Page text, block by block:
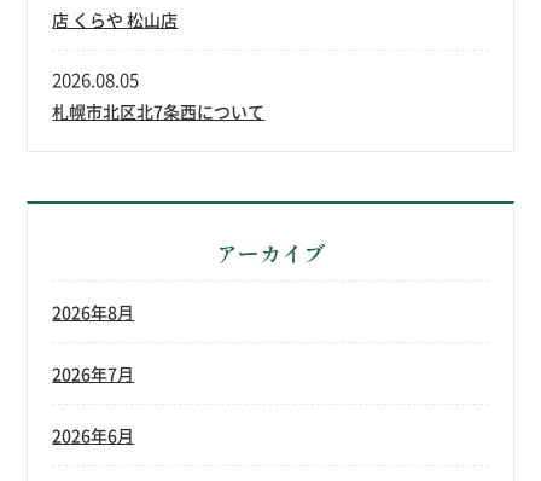
店 くらや 松山店
札幌市北区北7条西について
2026.08.05
アーカイブ
2026年8月
2026年7月
2026年6月